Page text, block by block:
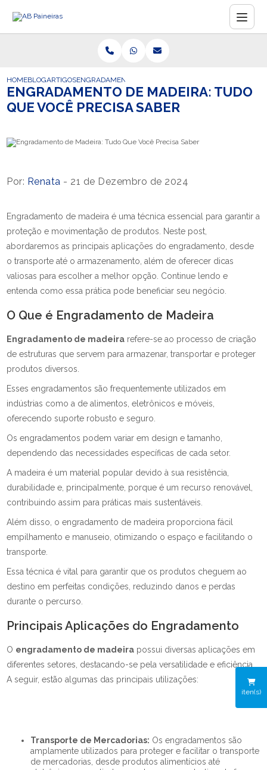
iten(s)
HOMEBLOGARTIGOSENGRADAMENTO DE MADEIRA: TUDO QUE VOCÊ
ENGRADAMENTO DE MADEIRA: TUDO
QUE VOCÊ PRECISA SABER
Por: Renata - 21 de Dezembro de 2024
Engradamento de madeira é uma técnica essencial para garantir a
proteção e movimentação de produtos. Neste post,
abordaremos as principais aplicações do engradamento, desde
o transporte até o armazenamento, além de oferecer dicas
valiosas para escolher a melhor opção. Continue lendo e
entenda como essa prática pode beneficiar seu negócio.
O Que é Engradamento de Madeira
Engradamento de madeira refere-se ao processo de criação
de estruturas que servem para armazenar, transportar e proteger
produtos diversos.
Esses engradamentos são frequentemente utilizados em
indústrias como a de alimentos, eletrônicos e móveis,
oferecendo suporte robusto e seguro.
Os engradamentos podem variar em design e tamanho,
dependendo das necessidades específicas de cada setor.
A madeira é um material popular devido à sua resistência,
durabilidade e, principalmente, porque é um recurso renovável,
contribuindo assim para práticas mais sustentáveis.
Além disso, o engradamento de madeira proporciona fácil
empilhamento e manuseio, otimizando o espaço e facilitando o
transporte.
Essa técnica é vital para garantir que os produtos cheguem ao
destino em perfeitas condições, reduzindo danos e perdas
durante o percurso.
Principais Aplicações do Engradamento
O engradamento de madeira possui diversas aplicações em
diferentes setores, destacando-se pela versatilidade e eficiência.
A seguir, estão algumas das principais utilizações:
Transporte de Mercadorias: Os engradamentos são
amplamente utilizados para proteger e facilitar o transporte
de mercadorias, desde produtos alimentícios até